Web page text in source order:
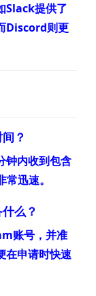
Slack提供了
Discord则更
？
钟内收到包含
迅速。
么？
账号，并准
在申请时快速